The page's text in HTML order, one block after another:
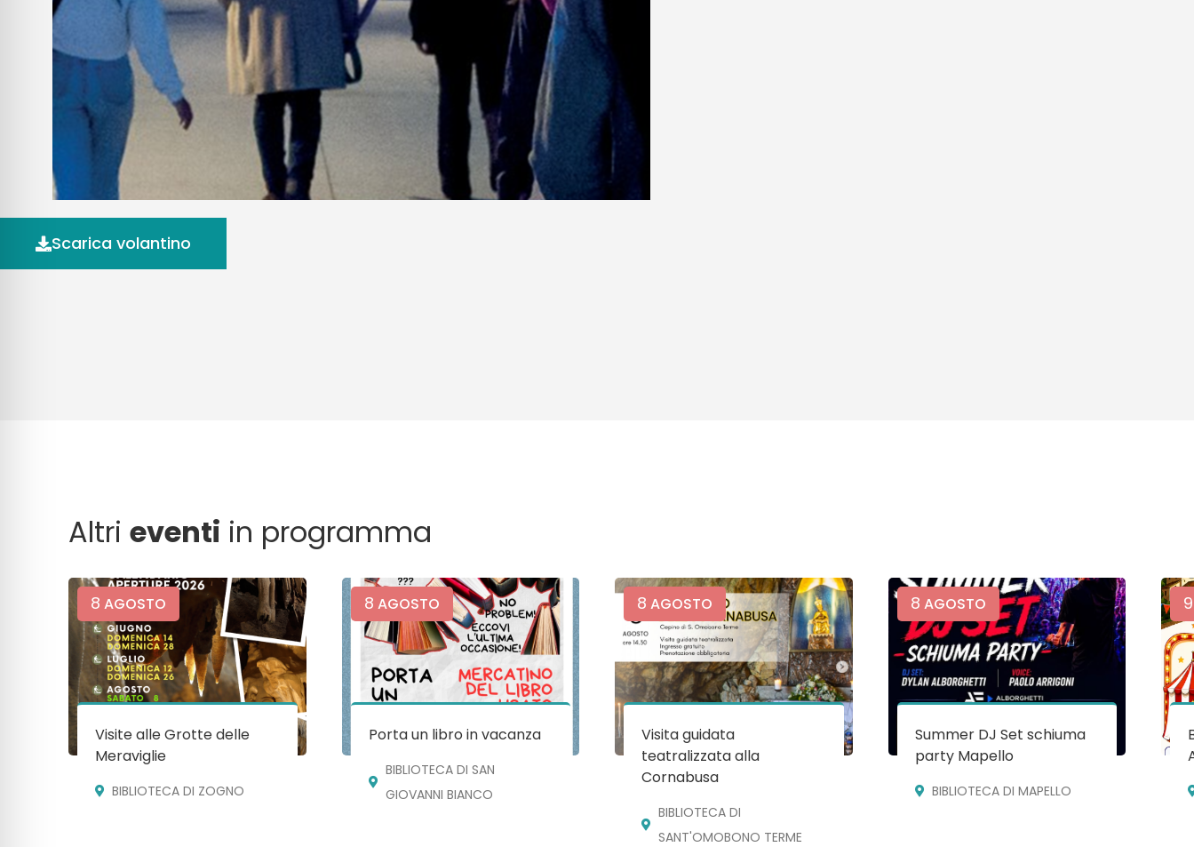
Scarica volantino
Altrieventi in programma
8 AGOSTO
Visite alle Grotte delle
Meraviglie
BIBLIOTECA DI ZOGNO
8 AGOSTO
Porta un libro in vacanza
BIBLIOTECA DI SAN
GIOVANNI BIANCO
8 AGOSTO
Visita guidata
teatralizzata alla
Cornabusa
BIBLIOTECA DI
SANT'OMOBONO TERME
8 AGOSTO
Summer DJ Set schiuma
party Mapello
BIBLIOTECA DI MAPELLO
9